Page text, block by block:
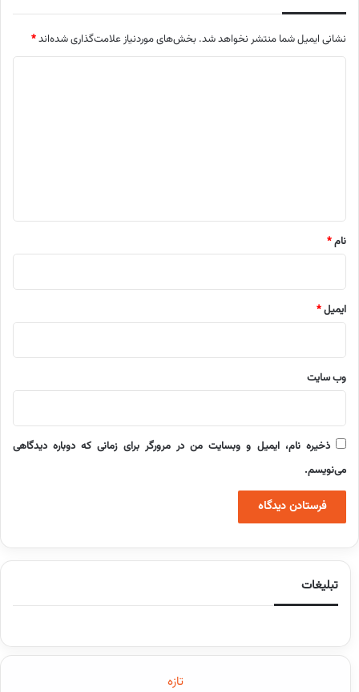
نشانی ایمیل شما منتشر نخواهد شد. بخش‌های موردنیاز علامت‌گذاری شده‌اند*
نام*
ایمیل*
وب‌ سایت
ذخیره نام، ایمیل و وبسایت من در مرورگر برای زمانی که دوباره دیدگاهی
می‌نویسم.
تبلیغات
تازه